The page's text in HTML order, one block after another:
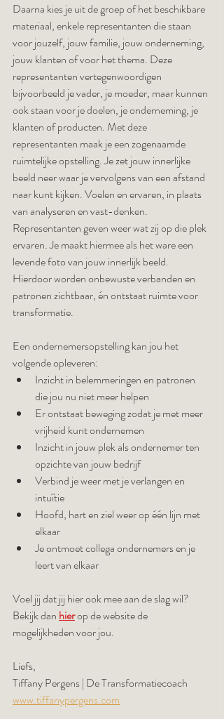
Daarna kies je uit de groep of het beschikbare
materiaal, enkele representanten die staan
voor jouzelf, jouw familie, jouw onderneming,
jouw klanten of voor het thema. Deze
representanten vertegenwoordigen
bijvoorbeeld je vader, je moeder, maar kunnen
ook staan voor je doelen, je onderneming, je
klanten of producten. Met deze
representanten maak je een zogenaamde
ruimtelijke opstelling. Je zet jouw innerlijke
beeld neer waar je vervolgens van een afstand
naar kunt kijken. Voelen en ervaren, in plaats
van analyseren en vast-denken.
Representanten geven weer wat zij op die plek
ervaren. Je maakt hiermee als het ware een
levende foto van jouw innerlijk beeld.
Hierdoor worden onbewuste verbanden en
patronen zichtbaar, én ontstaat ruimte voor
transformatie.
Een ondernemersopstelling kan jou het
volgende opleveren:
Inzicht in belemmeringen en patronen
die jou nu niet meer helpen
Er ontstaat beweging zodat je met meer
vrijheid kunt ondernemen
Inzicht in jouw plek als ondernemer ten
opzichte van jouw bedrijf
Verbind je weer met je verlangen en
intuïtie
Hoofd, hart en ziel weer op één lijn met
elkaar
Je ontmoet collega ondernemers en je
leert van elkaar
Voel jij dat jij hier ook mee aan de slag wil?
Bekijk dan hier op de website de
mogelijkheden voor jou.
Liefs,
Tiffany Pergens | De Transformatiecoach
www.tiffanypergens.com